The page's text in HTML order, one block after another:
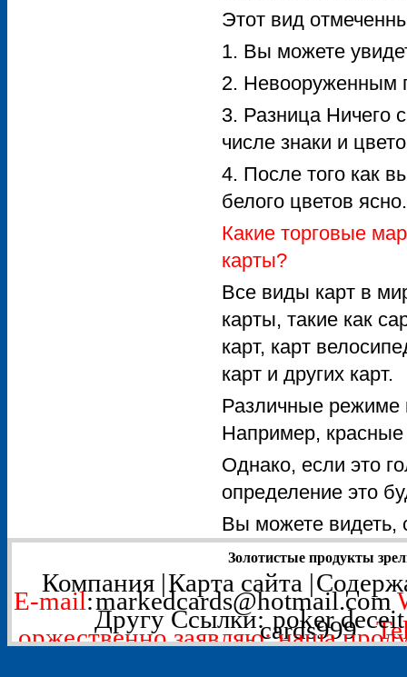
Этот вид
1. Вы можете
2. Невооруженным
3. Разница Ничего
числе знаки и
4. После того как
белого цветов ясно.
Какие торговые
карты?
Все виды карт в
карты, такие как
карт, карт
карт и других карт.
Различные режиме
Например, красные
Однако, если это
определение это
Вы можете
Золотистые продукты
Компания |Карта сайта |
E-mail:markedcards@hotmail.com
cards999
Другу Ссылки:poker deceit
оржественно заявляю: наша